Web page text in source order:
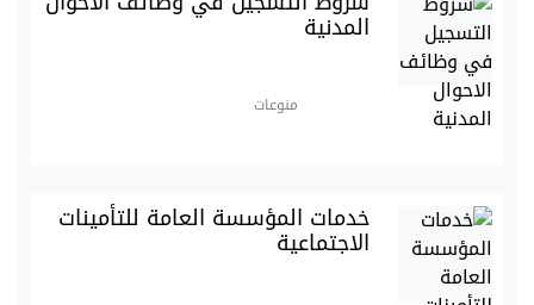
المدنية
منوعات
خدمات المؤسسة العامة للتأمينات
الاجتماعية